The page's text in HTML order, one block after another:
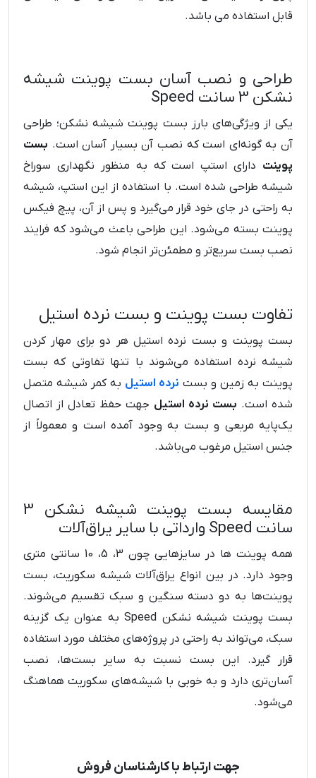
قابل استفاده می باشد.
طراحی و نصب آسان بست پوینت شیشه
نشکن 3 سانت Speed
یکی از ویژگی‌های بارز بست پوینت شیشه نشکن؛ طراحی
آن به گونه‌ای است که نصب آن بسیار آسان است. بست
پوینت دارای استپ است که به منظور نگهداری سوراخ
شیشه طراحی شده است. با استفاده از این استپ، شیشه
به راحتی در جای خود قرار می‌گیرد و پس از آن، پیچ فیکس
پوینت بسته می‌شود. این طراحی باعث می‌شود که فرایند
نصب بست سریع‌تر و مطمئن‌تر انجام شود.
تفاوت بست پوینت و بست نرده استیل
بست پوینت و بست نرده استیل هر دو برای مهار کردن
شیشه نرده استفاده می‌شوند با تنها تفاوتی که بست
پوینت به زمین و بست نرده استیل به کمر شیشه متصل
شده است. بست نرده استیل جهت حفظ تعادل از اتصال
یک‌پایه مربعی و بست به وجود آمده است و معمولاً از
جنس استیل مرغوب می‌باشد.
مقایسه بست پوینت شیشه نشکن 3
سانت Speed وارداتی با سایر یراق‌آلات
همه پوینت ها در سایزهایی چون 3، 5، 10 سانتی متری
وجود دارد. در بین انواع یراق‌آلات شیشه سکوریت، بست
پوینت‌ها به دو دسته سنگین و سبک تقسیم می‌شوند.
بست پوینت شیشه نشکن Speed به عنوان یک گزینه
سبک، می‌تواند به راحتی در پروژه‌های مختلف مورد استفاده
قرار گیرد. این بست نسبت به سایر بست‌ها، نصب
آسان‌تری دارد و به خوبی با شیشه‌های سکوریت هماهنگ
می‌شود.
جهت ارتباط با کارشناسان فروش